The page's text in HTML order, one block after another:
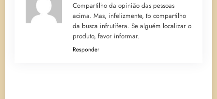
Compartilho da opinião das pessoas
acima. Mas, infelizmente, tb compartilho
da busca infrutífera. Se alguém localizar o
produto, favor informar.
Responder